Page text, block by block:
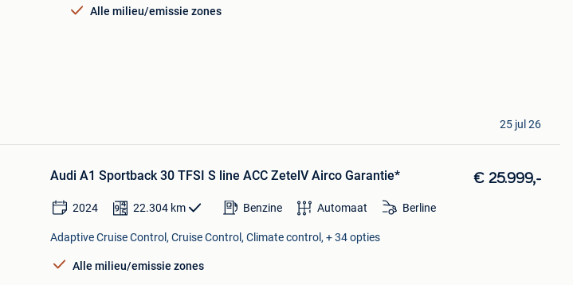
Alle milieu/emissie zones
25 jul 26
Audi A1 Sportback 30 TFSI S line ACC ZetelV Airco Garantie* € 25.999,-
2024 22.304 km Benzine Automaat Berline
Adaptive Cruise Control, Cruise Control, Climate control, + 34 opties
Alle milieu/emissie zones